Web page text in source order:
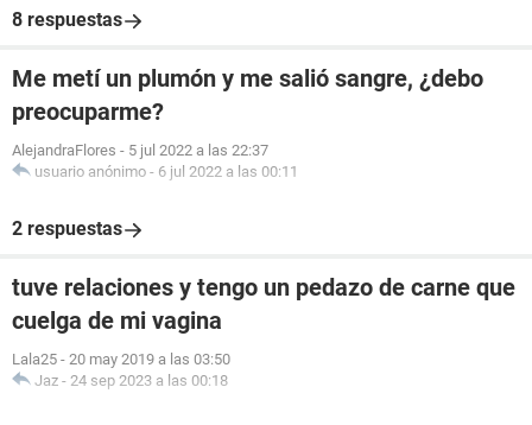
8 respuestas
Me metí un plumón y me salió sangre, ¿debo
preocuparme?
AlejandraFlores - 5 jul 2022 a las 22:37
usuario anónimo - 6 jul 2022 a las 00:11
2 respuestas
tuve relaciones y tengo un pedazo de carne que
cuelga de mi vagina
Lala25 - 20 may 2019 a las 03:50
Jaz - 24 sep 2023 a las 00:18